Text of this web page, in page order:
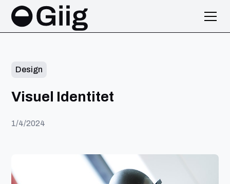
Design
Visuel Identitet
1/4/2024